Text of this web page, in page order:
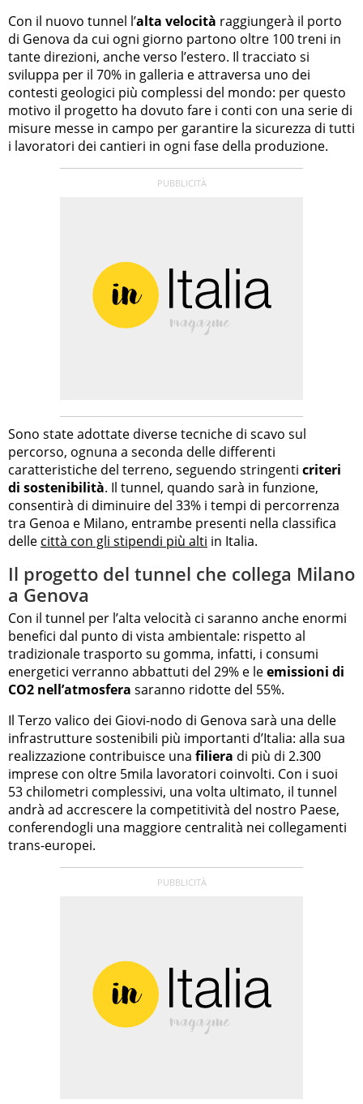
Con il nuovo tunnel l’alta velocità raggiungerà il porto
di Genova da cui ogni giorno partono oltre 100 treni in
tante direzioni, anche verso l’estero. Il tracciato si
sviluppa per il 70% in galleria e attraversa uno dei
contesti geologici più complessi del mondo: per questo
motivo il progetto ha dovuto fare i conti con una serie di
misure messe in campo per garantire la sicurezza di tutti
i lavoratori dei cantieri in ogni fase della produzione.
Sono state adottate diverse tecniche di scavo sul
percorso, ognuna a seconda delle differenti
caratteristiche del terreno, seguendo stringenti criteri
di sostenibilità. Il tunnel, quando sarà in funzione,
consentirà di diminuire del 33% i tempi di percorrenza
tra Genoa e Milano, entrambe presenti nella classifica
delle città con gli stipendi più alti in Italia.
Il progetto del tunnel che collega Milano
a Genova
Con il tunnel per l’alta velocità ci saranno anche enormi
benefici dal punto di vista ambientale: rispetto al
tradizionale trasporto su gomma, infatti, i consumi
energetici verranno abbattuti del 29% e leemissioni di
CO2 nell’atmosfera saranno ridotte del 55%.
Il Terzo valico dei Giovi-nodo di Genova sarà una delle
infrastrutture sostenibili più importanti d’Italia: alla sua
realizzazione contribuisce una filiera di più di 2.300
imprese con oltre 5mila lavoratori coinvolti. Con i suoi
53 chilometri complessivi, una volta ultimato, il tunnel
andrà ad accrescere la competitività del nostro Paese,
conferendogli una maggiore centralità nei collegamenti
trans-europei.